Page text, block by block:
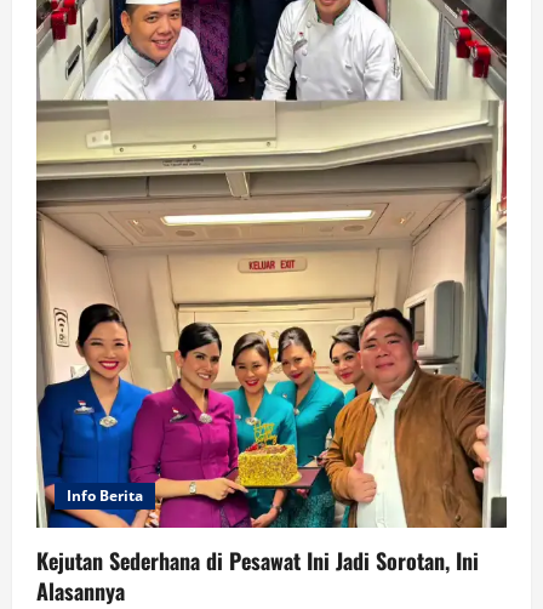
Info Berita
Kejutan Sederhana di Pesawat Ini Jadi Sorotan, Ini
Alasannya